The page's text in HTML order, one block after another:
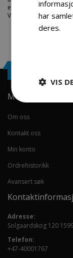
et stort utvalg av
Velkommen skal du
Min konto
Om oss
Kontakt oss
Min konto
Ordrehistorikk
Avansert søk
Adresse:
Solgaardskog 120
Telefon:
+47-40001767
har
deres.
VIS